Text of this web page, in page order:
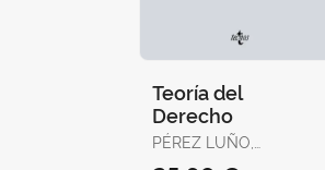
Teoría del
Derecho
PÉREZ LUÑO,